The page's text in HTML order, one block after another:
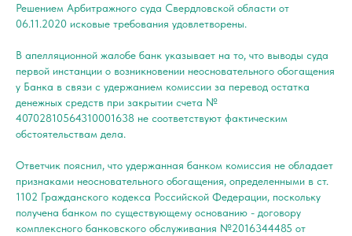
Решением Арбитражного суда Свердловской области от
06.11.2020 исковые требования удовлетворены.
В апелляционной жалобе банк указывает на то, что выводы суда
первой инстанции о возникновении неосновательного обогащения
у Банка в связи с удержанием комиссии за перевод остатка
денежных средств при закрытии счета №
40702810564310001638 не соответствуют фактическим
обстоятельствам дела.
Ответчик пояснил, что удержанная банком комиссия не обладает
признаками неосновательного обогащения, определенными в ст.
1102 Гражданского кодекса Российской Федерации, поскольку
получена банком по существующему основанию - договору
комплексного банковского обслуживания №2016344485 от